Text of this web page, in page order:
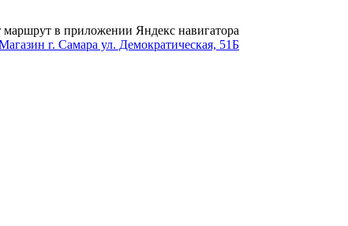
маршрут в приложении Яндекс навигатора
г. Самара ул. Демократическая, 51Б